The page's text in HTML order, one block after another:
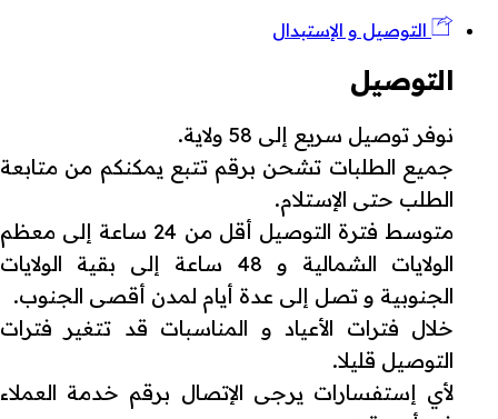
التوصيل و الإستبدال
التوصيل
نوفر توصيل سريع إلى 58 ولاية.
جميع الطلبات تشحن برقم تتبع يمكنكم من متابعة
الطلب حتى الإستلام.
متوسط فترة التوصيل أقل من 24 ساعة إلى معظم
الولايات الشمالية و 48 ساعة إلى بقية الولايات
الجنوبية و تصل إلى عدة أيام لمدن أقصى الجنوب.
خلال فترات الأعياد و المناسبات قد تتغير فترات
التوصيل قليلا.
لأي إستفسارات يرجى الإتصال برقم خدمة العملاء